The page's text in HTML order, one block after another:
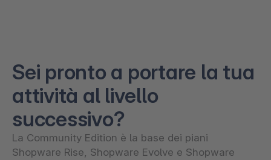
Sei pronto a portare la tua
attività al livello
successivo?
La Community Edition è la base dei piani
Shopware Rise, Shopware Evolve e Shopware